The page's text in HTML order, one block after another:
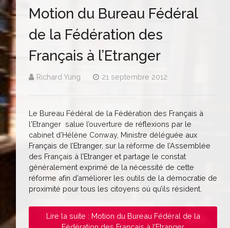
Motion du Bureau Fédéral
de la Fédération des
Français à l’Etranger
Richard Yung 21 septembre 2012
Le Bureau Fédéral de la Fédération des Français à
l'Etranger salue l’ouverture de réflexions par le
cabinet d’Hélène Conway, Ministre déléguée aux
Français de l’Etranger, sur la réforme de l’Assemblée
des Français à l’Etranger et partage le constat
généralement exprimé de la nécessité de cette
réforme afin d’améliorer les outils de la démocratie de
proximité pour tous les citoyens où qu’ils résident.
Lire la suite : Motion du Bureau Fédéral de la